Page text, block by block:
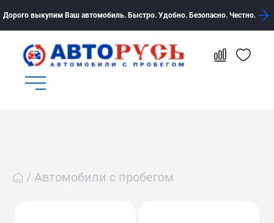
Дорого выкупим Ваш автомобиль. Быстро. Удобно. Безопасно. Честно.
Автомобили с пробегом